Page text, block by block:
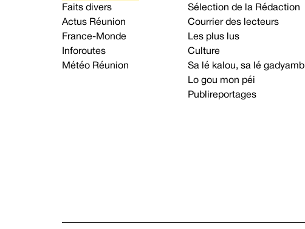
Faits divers
Actus Réunion
France-Monde
Inforoutes
Météo Réunion
Sélection de la Rédaction
Courrier des lecteurs
Les plus lus
Culture
Sa lé kalou, sa lé gadyamb
Lo gou mon péi
Publireportages